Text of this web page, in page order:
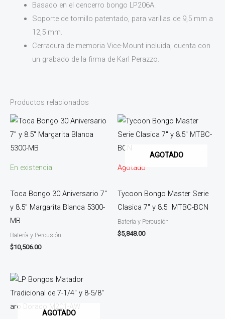
Basado en el cencerro bongo LP206A.
Soporte de tornillo patentado, para varillas de 9,5 mm a
12,5 mm.
Cerradura de memoria Vice-Mount incluida, cuenta con
un grabado de la firma de Karl Perazzo.
Productos relacionados
En existencia
Toca Bongo 30 Aniversario 7″
y 8.5″ Margarita Blanca 5300-
MB
Batería y Percusión
$10,506.00
AGOTADO
Agotado
Tycoon Bongo Master Serie
Clasica 7″ y 8.5″ MTBC-BCN
Batería y Percusión
$5,848.00
AGOTADO